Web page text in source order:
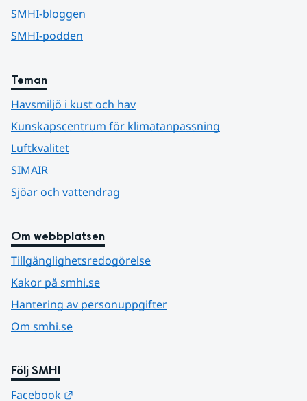
SMHI-bloggen
SMHI-podden
Teman
Havsmiljö i kust och hav
Kunskapscentrum för klimatanpassning
Luftkvalitet
SIMAIR
Sjöar och vattendrag
Om webbplatsen
Tillgänglighetsredogörelse
Kakor på smhi.se
Hantering av personuppgifter
Om smhi.se
Följ SMHI
Facebook